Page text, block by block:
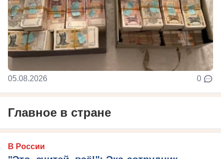
05.08.2026 0
Главное в стране
В России